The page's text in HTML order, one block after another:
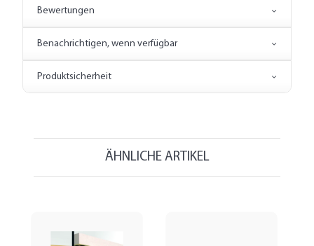
Bewertungen
Benachrichtigen, wenn verfügbar
Produktsicherheit
ÄHNLICHE ARTIKEL